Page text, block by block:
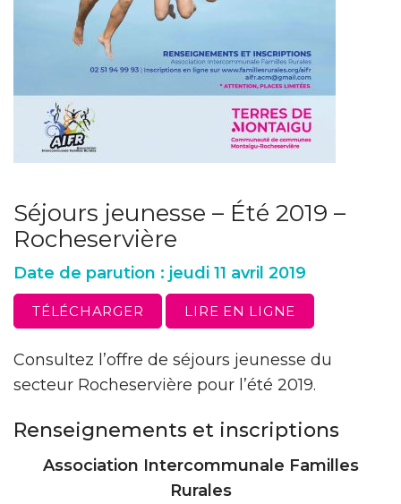
Séjours jeunesse – Été 2019 –
Rocheservière
Date de parution : jeudi 11 avril 2019
TÉLÉCHARGER LIRE EN LIGNE
Consultez l’offre de séjours jeunesse du
secteur Rocheservière pour l’été 2019.
Renseignements et inscriptions
Association Intercommunale Familles
Rurales